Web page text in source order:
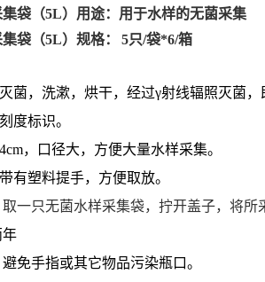
袋（5L）用途： 用于水样的无菌采集
袋（5L） 规格：
5只/袋*6/箱
菌，洗漱，烘干，经过γ射线辐照灭菌
度标识。
，口径大，方便大量水样采集。
有塑料提手，方便取放。
取一只无菌水样采集袋，拧开盖子，将
年
避免手指或其它物品污染瓶口。